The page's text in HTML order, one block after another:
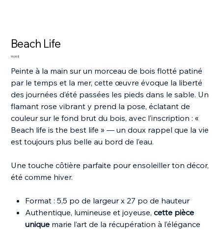
Beach Life
Prix
90,00 $
Peinte à la main sur un morceau de bois flotté patiné
par le temps et la mer, cette œuvre évoque la liberté
des journées d’été passées les pieds dans le sable. Un
flamant rose vibrant y prend la pose, éclatant de
couleur sur le fond brut du bois, avec l’inscription : «
Beach life is the best life » — un doux rappel que la vie
est toujours plus belle au bord de l’eau.
Une touche côtière parfaite pour ensoleiller ton décor,
été comme hiver.
Format : 5,5 po de largeur x 27 po de hauteur
Authentique, lumineuse et joyeuse,cette pièce
unique marie l’art de la récupération à l’élégance